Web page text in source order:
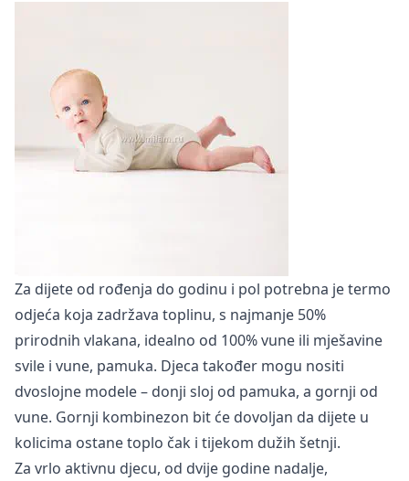
Za dijete od rođenja do godinu i pol potrebna je termo
odjeća koja zadržava toplinu, s najmanje 50%
prirodnih vlakana, idealno od 100% vune ili mješavine
svile i vune, pamuka. Djeca također mogu nositi
dvoslojne modele – donji sloj od pamuka, a gornji od
vune. Gornji kombinezon bit će dovoljan da dijete u
kolicima ostane toplo čak i tijekom dužih šetnji.
Za vrlo aktivnu djecu, od dvije godine nadalje,